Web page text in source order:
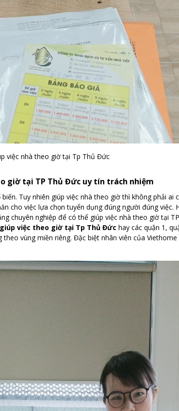
việc nhà theo giờ tại Tp Thủ Đức
giờ tại TP Thủ Đức uy tín trách nhiệm
Tuy nhiên giúp việc nhà theo giờ thì không phải
cho việc lựa chọn tuyển dụng đúng người đúng việc.
chuyên nghiệp để có thể giúp việc nhà theo giờ tại
giúp việc theo giờ tại Tp Thủ Đức hay các quận 1,
vùng miền riêng. Đặc biệt nhân viên của